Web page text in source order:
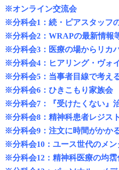
※オンライン交流会
※分科会1：続・ピアスタッフ
※分科会2：WRAPの最新情報
※分科会3：医療の場からリカ
※分科会4：ヒアリング・ヴォ
※分科会5：当事者目線で考え
※分科会6：ひきこもり家族会
※分科会7：『受けたくない』
※分科会8：精神科患者レジス
※分科会9：注文に時間がかか
※分科会10：ユース世代のメン
※分科会12：精神科医療の均